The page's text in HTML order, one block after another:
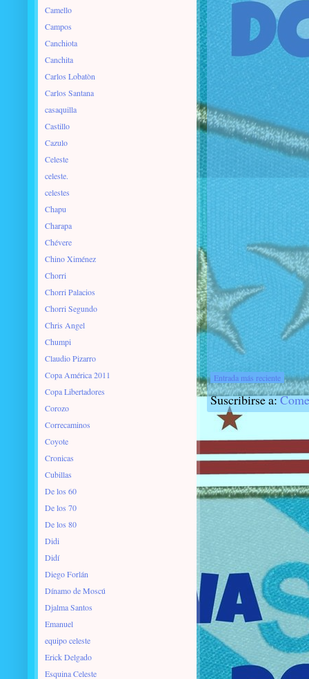
Entrada más reciente
Suscribirse a:
Camello
Campos
Canchiota
Canchita
Carlos Lobatòn
Carlos Santana
casaquilla
Castillo
Cazulo
Celeste
celeste.
celestes
Chapu
Charapa
Chévere
Chino Ximénez
Chorri
Chorri Palacios
Chorri Segundo
Chris Angel
Chumpi
Claudio Pizarro
Copa América 2011
Copa Libertadores
Corozo
Correcaminos
Coyote
Cronicas
Cubillas
De los 60
De los 70
De los 80
Didi
Didí
Diego Forlán
Dínamo de Moscú
Djalma Santos
Emanuel
equipo celeste
Erick Delgado
Esquina Celeste